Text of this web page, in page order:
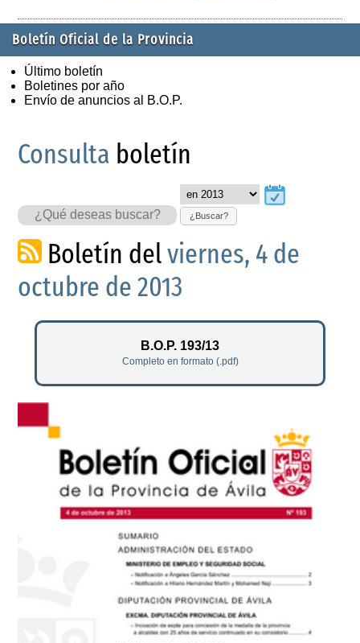
Boletín Oficial de la Provincia
Último boletín
Boletines por año
Envío de anuncios al B.O.P.
Consulta boletín
¿Buscar?
Boletín delviernes, 4 de
octubre de 2013
B.O.P. 193/13
Completo en formato (.pdf)